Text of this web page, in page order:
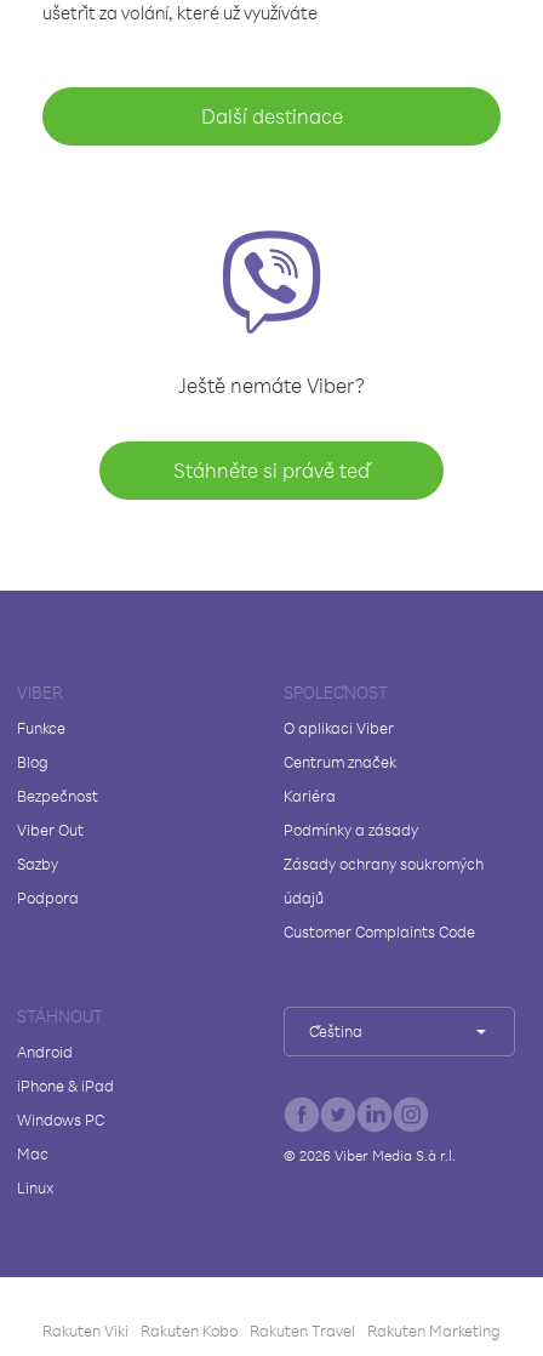
ušetřit za volání, které už využíváte
Další destinace
Ještě nemáte Viber?
Stáhněte si právě teď
VIBER
Funkce
Blog
Bezpečnost
Viber Out
Sazby
Podpora
SPOLEČNOST
O aplikaci Viber
Centrum značek
Kariéra
Podmínky a zásady
Zásady ochrany soukromých
údajů
Customer Complaints Code
STÁHNOUT
Android
iPhone & iPad
Windows PC
Mac
Linux
Čeština
© 2026Viber Media S.à r.l.
Rakuten Viki Rakuten Kobo Rakuten Travel Rakuten Marketing